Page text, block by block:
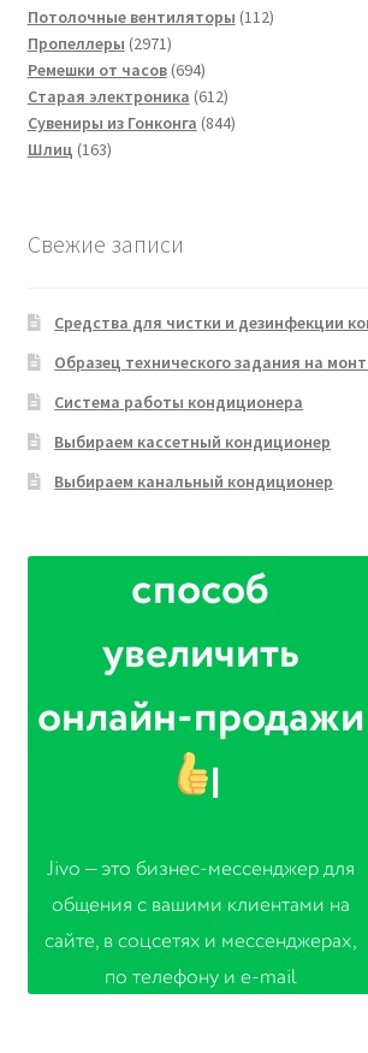
товаров
Потолочные вентиляторы 112112
Пропеллеры 29712971
товар
Ремешки от часов 694694
товара
Старая электроника 612612
товаров
Сувениры из Гонконга 844844
Шлиц 163163
Свежие записи
Средства для чистки и дезинфекции
Образец технического задания на
Система работы кондиционера
Выбираем кассетный кондиционер
Выбираем канальный кондиционер